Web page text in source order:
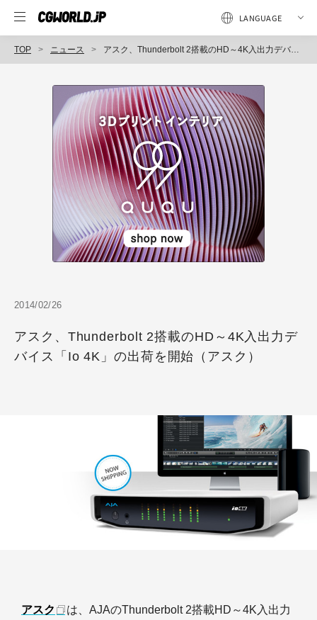
TOP ニュース アスク、Thunderbolt 2搭載のHD～4K入出力デバイス「Io 4K」の出荷を開始（アスク）
2014/02/26
アスク、Thunderbolt 2搭載のHD～4K入出力デ
バイス「Io 4K」の出荷を開始（アスク）
アスク
は、AJAのThunderbolt 2搭載HD～4K入出力